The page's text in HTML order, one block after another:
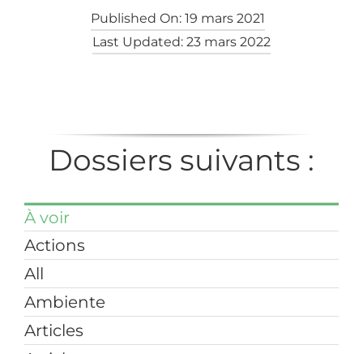
Published On: 19 mars 2021
Last Updated: 23 mars 2022
Dossiers suivants :
À voir
Actions
All
Ambiente
Articles